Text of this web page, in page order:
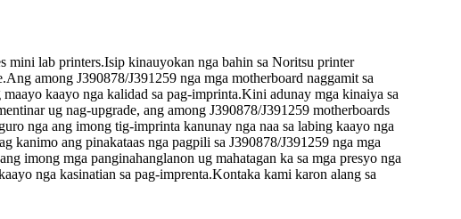
mini lab printers.Isip kinauyokan nga bahin sa Noritsu printer
among J390878/J391259 nga mga motherboard naggamit sa
kaayo nga kalidad sa pag-imprinta.Kini adunay mga kinaiya sa
ug nag-upgrade, ang among J390878/J391259 motherboards
nga ang imong tig-imprinta kanunay nga naa sa labing kaayo nga
kanimo ang pinakataas nga pagpili sa J390878/J391259 nga mga
imong mga panginahanglanon ug mahatagan ka sa mga presyo nga
nga kasinatian sa pag-imprenta.Kontaka kami karon alang sa